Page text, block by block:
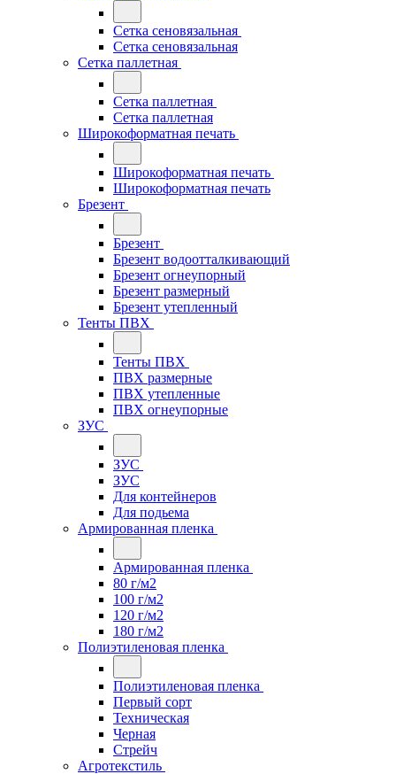
Сетка сеновязальная
Сетка сеновязальная
Сетка паллетная
Сетка паллетная
Сетка паллетная
Широкоформатная печать
Широкоформатная печать
Широкоформатная печать
Брезент
Брезент
Брезент водоотталкивающий
Брезент огнеупорный
Брезент размерный
Брезент утепленный
Тенты ПВХ
Тенты ПВХ
ПВХ размерные
ПВХ утепленные
ПВХ огнеупорные
ЗУС
ЗУС
ЗУС
Для контейнеров
Для подьема
Армированная пленка
Армированная пленка
80 г/м2
100 г/м2
120 г/м2
180 г/м2
Полиэтиленовая пленка
Полиэтиленовая пленка
Первый сорт
Техническая
Черная
Стрейч
Агротекстиль